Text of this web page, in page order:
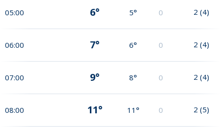
05:00 6° 5° 0 2 (4)
06:00 7° 6° 0 2 (4)
07:00 9° 8° 0 2 (4)
08:00 11° 11° 0 2 (5)